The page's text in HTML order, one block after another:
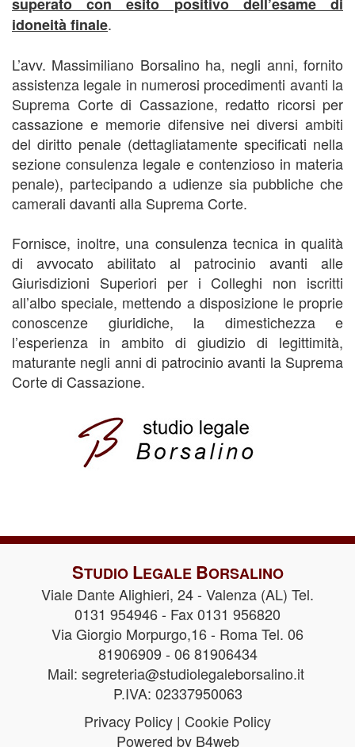
idoneità finale.
L’avv. Massimiliano Borsalino ha, negli anni, fornito
assistenza legale in numerosi procedimenti avanti la
Suprema Corte di Cassazione, redatto ricorsi per
cassazione e memorie difensive nei diversi ambiti
del diritto penale (dettagliatamente specificati nella
sezione consulenza legale e contenzioso in materia
penale), partecipando a udienze sia pubbliche che
camerali davanti alla Suprema Corte.
Fornisce, inoltre, una consulenza tecnica in qualità
di avvocato abilitato al patrocinio avanti alle
Giurisdizioni Superiori per i Colleghi non iscritti
all’albo speciale, mettendo a disposizione le proprie
conoscenze giuridiche, la dimestichezza e
l’esperienza in ambito di giudizio di legittimità,
maturante negli anni di patrocinio avanti la Suprema
Corte di Cassazione.
STUDIO LEGALE BORSALINO
Viale Dante Alighieri, 24 - Valenza (AL) Tel.
0131 954946 - Fax 0131 956820
Via Giorgio Morpurgo,16 - Roma Tel. 06
81906909 - 06 81906434
Mail: segreteria@studiolegaleborsalino.it
P.IVA: 02337950063
Privacy Policy | Cookie Policy
Powered by B4web